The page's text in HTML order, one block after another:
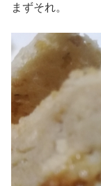
まずそれ。